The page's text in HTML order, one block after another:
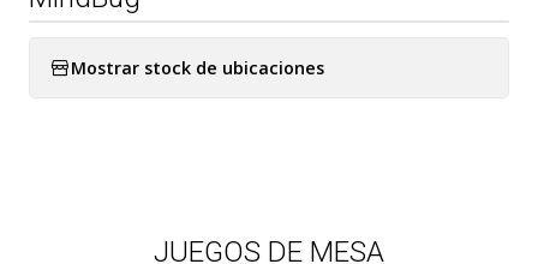
Mostrar stock de ubicaciones
JUEGOS DE MESA